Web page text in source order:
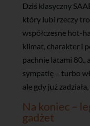
Dziś klasyczny
który lubi rzeczy
współczesne hot-
klimat, charakter i
pachnie latami 80.,
sympatię – turbo
ale gdy już
Na koniec –
gadżet